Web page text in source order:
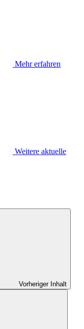
Mehr erfahren
Weitere aktuelle
Vorheriger Inhalt